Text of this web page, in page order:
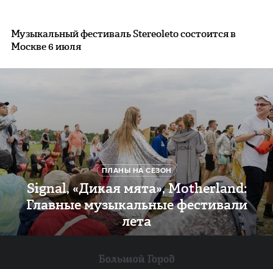
Музыкальный фестиваль Stereoleto состоится в
Москве 6 июля
ПЛАНЫ НА СЕЗОН
Signal, «Дикая мята», Motherland:
Главные музыкальные фестивали
лета